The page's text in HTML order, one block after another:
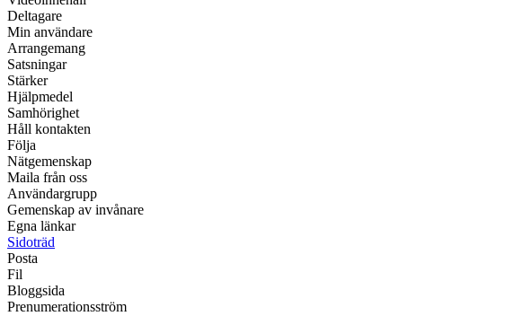
Deltagare
Min användare
Arrangemang
Satsningar
Stärker
Hjälpmedel
Samhörighet
Håll kontakten
Följa
Nätgemenskap
Maila från oss
Användargrupp
Gemenskap av invånare
Egna länkar
Sidoträd
Posta
Fil
Bloggsida
Prenumerationsström